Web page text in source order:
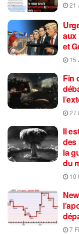
21
aux
et
15
Fin
27
Il
des
la
du
10
7